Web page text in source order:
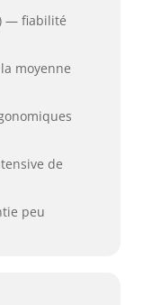
— fiabilité
moyenne
de
peu